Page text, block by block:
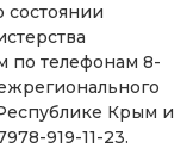
состоянии
по телефонам 8-
Крым и
919-11-23.